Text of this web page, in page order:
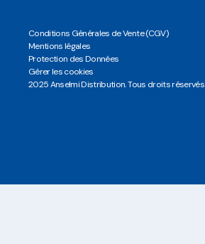
Conditions Générales de Vente (CGV)
Mentions légales
Protection des Données
Gérer les cookies
2025 Anselmi Distribution. Tous droits réservés